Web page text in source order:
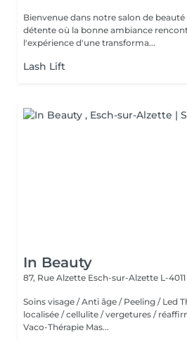
Bienvenue dans notre salon de
détente où la bonne ambiance
l'expérience d'une transforma...
Lash Lift
In Beauty
87, Rue Alzette Esch-sur-Alzette L-4011
Soins visage / Anti âge / Peeling / Led
localisée / cellulite / vergetures /
Vaco-Thérapie Mas...